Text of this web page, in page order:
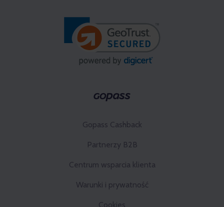
Gopass Cashback
Partnerzy B2B
Centrum wsparcia klienta
Warunki i prywatność
Cookies